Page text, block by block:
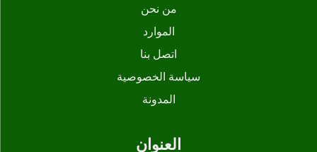
من نحن
الموارد
اتصل بنا
سياسة الخصوصية
المدونة
العنوان